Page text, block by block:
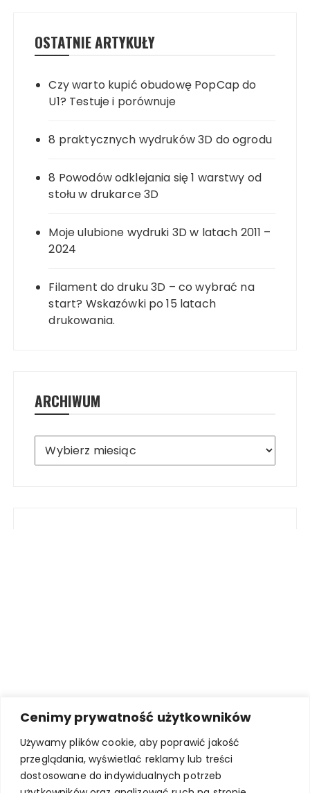
Cenimy prywatność użytkowników
Używamy plików cookie, aby poprawić jakość
przeglądania, wyświetlać reklamy lub treści
dostosowane do indywidualnych potrzeb
OSTATNIE ARTYKUŁY
Czy warto kupić obudowę PopCap do
U1? Testuje i porównuje
8 praktycznych wydruków 3D do ogrodu
8 Powodów odklejania się 1 warstwy od
stołu w drukarce 3D
Moje ulubione wydruki 3D w latach 2011 –
2024
Filament do druku 3D – co wybrać na
start? Wskazówki po 15 latach
drukowania.
ARCHIWUM
Archiwum